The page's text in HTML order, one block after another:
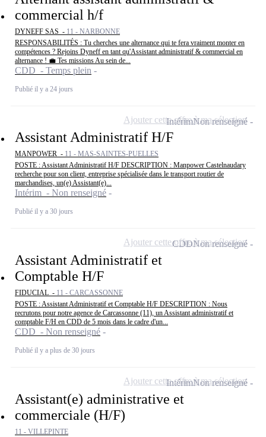
commercial h/f
DYNEFF SAS - 11 - NARBONNE
RESPONSABILITÉS : Tu cherches une alternance qui te fera vraiment monter en
compétences ? Rejoins Dyneff en tant qu'Assistant administratif & commercial en
alternance ! 💼 Tes missions Au sein de...
CDD - Temps plein
Publié il y a 24 jours
Assistant Administratif H/F
MANPOWER - 11 - MAS-SAINTES-PUELLES
POSTE : Assistant Administratif H/F DESCRIPTION : Manpower Castelnaudary
recherche pour son client, entreprise spécialisée dans le transport routier de
marchandises, un(e) Assistant(e)...
Intérim - Non renseigné
Publié il y a 30 jours
IntérimNon renseigné
Ajouter cette offre à ma sélection
Assistant Administratif et
Comptable H/F
FIDUCIAL - 11 - CARCASSONNE
POSTE : Assistant Administratif et Comptable H/F DESCRIPTION : Nous
recrutons pour notre agence de Carcassonne (11), un Assistant administratif et
comptable F/H en CDD de 5 mois dans le cadre d'un...
CDD - Non renseigné
Publié il y a plus de 30 jours
CDDNon renseigné
Ajouter cette offre à ma sélection
Assistant(e) administrative et
commerciale (H/F)
11 - VILLEPINTE
IntérimNon renseigné
Ajouter cette offre à ma sélection